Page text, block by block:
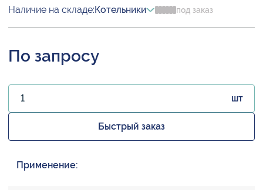
Наличие на складе:Котельники под заказ
По запросу
шт
Быстрый заказ
Применение: